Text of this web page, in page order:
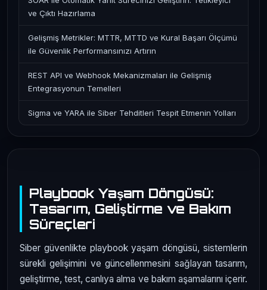
Playbook Yaşam Döngüsü:
Tasarım, Geliştirme ve Bakım
Süreçleri
Siber güvenlikte playbook yaşam döngüsü, sistemlerin
sürekli gelişimini ve güncellenmesini sağlayan tasarım,
geliştirme, test, canlıya alma ve bakım aşamalarını içerir.
ve Çıktı Hazırlama
Gelişmiş Metrikler: MTTR, MTTD ve Kural Başarı Ölçümü
ile Güvenlik Performansınızı Artırın
REST API ve Webhook Mekanizmaları ile Gelişmiş
Entegrasyonun Temelleri
Sigma ve YARA ile Siber Tehditleri Tespit Etmenin Yolları